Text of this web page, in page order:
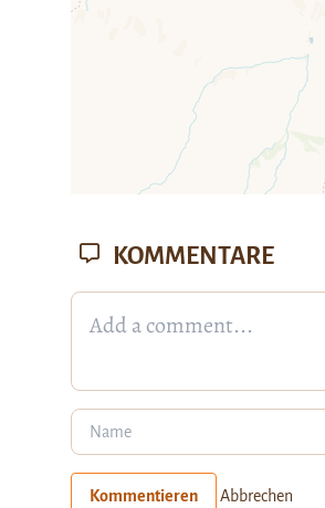
KOMMENTARE
Kommentieren Abbrechen